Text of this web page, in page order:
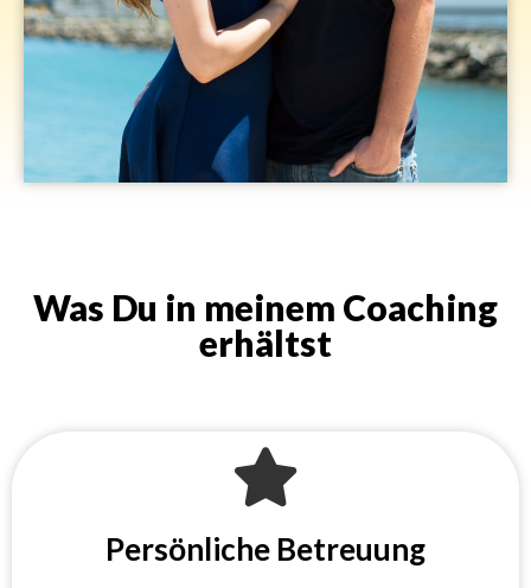
Was Du in meinem Coaching
erhältst
Persönliche Betreuung